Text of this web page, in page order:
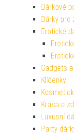
Dárkové
Dárky pro
Erotické
Gadgets
Klíčenky
Krása a
Luxusní
Party